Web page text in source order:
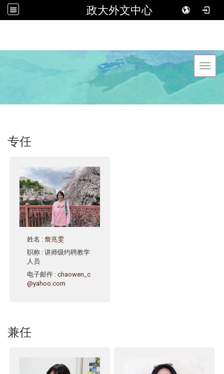
政大外文中心
专任
姓名 :詹兆雯
职称 : 讲师级约聘教学
人员
电子邮件 :chaowen_c
@yahoo.com
兼任